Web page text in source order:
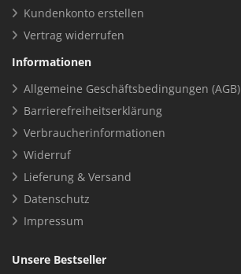
Kundenkonto erstellen
Vertrag widerrufen
Informationen
Allgemeine Geschäftsbedingungen (AGB)
Barrierefreiheitserklärung
Verbraucherinformationen
Widerruf
Lieferung & Versand
Datenschutz
Impressum
Unsere Bestseller